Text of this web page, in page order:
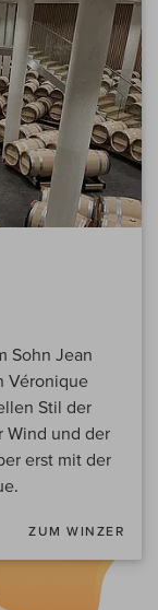
Sohn Jean
Véronique
Stil der
Wind und der
erst mit der
ZUM WINZER